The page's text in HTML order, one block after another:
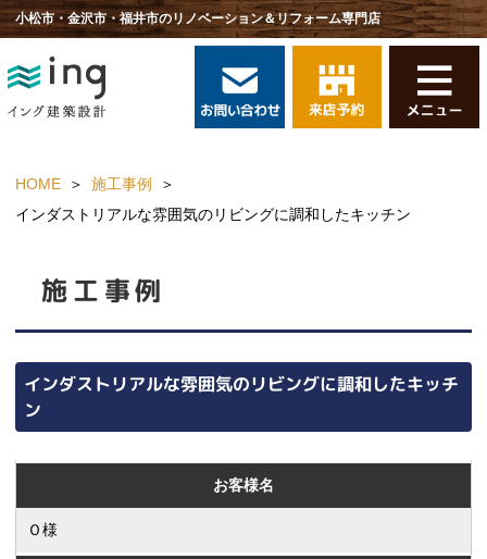
小松市・金沢市・福井市のリノベーション＆リフォーム専門店
HOME
施工事例
インダストリアルな雰囲気のリビングに調和したキッチン
施工事例
インダストリアルな雰囲気のリビングに調和したキッチ
ン
お客様名
Ｏ様